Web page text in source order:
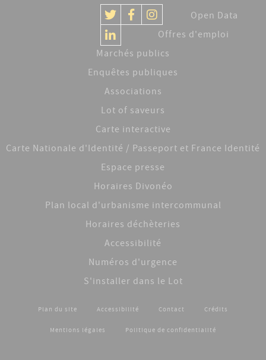
Open Data
Offres d'emploi
Marchés publics
Enquêtes publiques
Associations
Lot of saveurs
Carte interactive
Carte Nationale d'Identité / Passeport et France Identité
Espace presse
Horaires Divonéo
Plan local d'urbanisme intercommunal
Horaires déchèteries
Accessibilité
Numéros d'urgence
S'installer dans le Lot
Footer menu
Plan du site Accessibilité Contact Crédits
Mentions légales Politique de confidentialité